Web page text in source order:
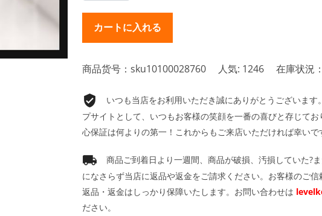
商品货号：sku10100028760 人気: 1246 在庫状況
いつも当店をお利用いただき誠にありがとうございま
プサイトとして、いつもお客様の笑顔を一番の喜びと存じて
心保証は何よりの第一！これからもご来店いただければ幸いで
商品ご到着日より一週間、商品が破損、汚損していた?
になさらず当店に返品や返金をご請求ください。お客様のご信
返品・返金はしっかり保障いたします。お問い合わせは
ださい。